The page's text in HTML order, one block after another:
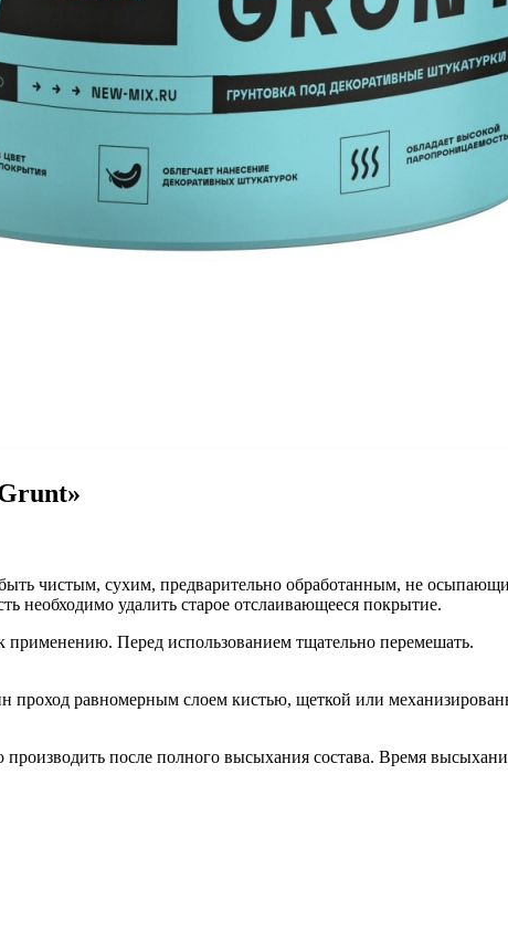
чистым, сухим, предварительно обработанным, не
необходимо удалить старое отслаивающееся покрытие.
применению. Перед использованием тщательно перемешать.
проход равномерным слоем кистью, щеткой или
после полного высыхания состава. Время